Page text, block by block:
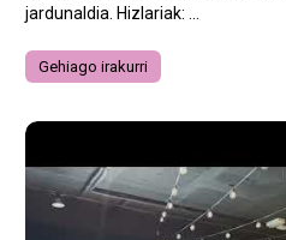
jardunaldia. Hizlariak: ...
Gehiago irakurri